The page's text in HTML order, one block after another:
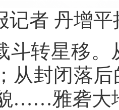
记者 丹增
斗转星移
从封闭落
……雅砻大